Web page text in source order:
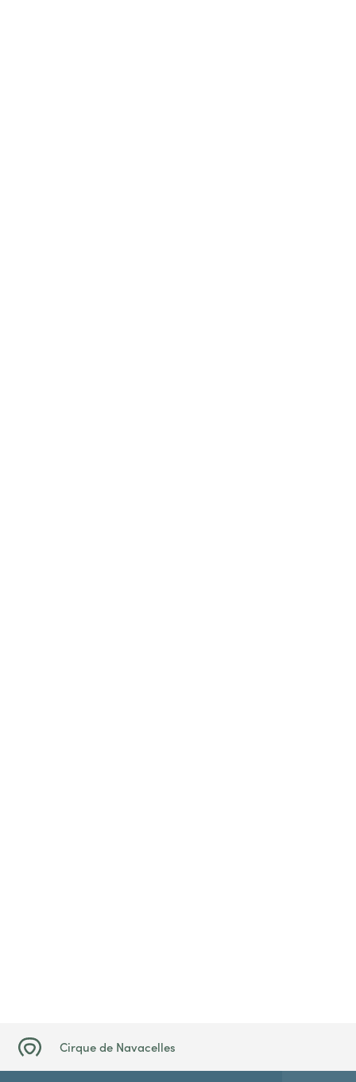
Cirque de Navacelles